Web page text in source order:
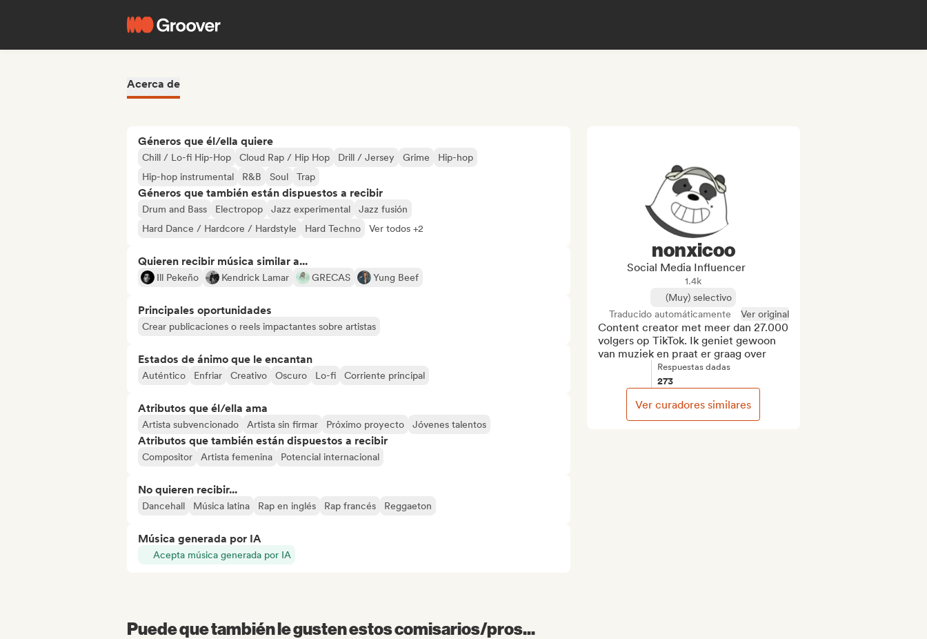
Acerca de
Géneros que él/ella quiere
Chill / Lo-fi Hip-Hop Cloud Rap / Hip Hop Drill / Jersey Grime
Hip-hop
Hip-hop instrumental
R&B Soul Trap
Géneros que también están dispuestos a recibir
Drum and Bass Electropop Jazz experimental
Jazz fusión
Hard Dance / Hardcore / Hardstyle
Hard Techno Ver todos +2
Quieren recibir música similar a...
Ill Pekeño Kendrick Lamar GRECAS Yung Beef
Principales oportunidades
Crear publicaciones o reels impactantes sobre artistas
Estados de ánimo que le encantan
Auténtico Enfriar Creativo Oscuro Lo-fi Corriente principal
Atributos que él/ella ama
Artista subvencionado Artista sin firmar Próximo proyecto Jóvenes talentos
Atributos que también están dispuestos a recibir
Compositor Artista femenina Potencial internacional
No quieren recibir...
Dancehall Música latina Rap en inglés Rap francés Reggaeton
Música generada por IA
Acepta música generada por IA
nonxicoo
Social Media Influencer
1.4k
(Muy) selectivo
Traducido automáticamente
Ver original
Content creator met meer dan 27.000
volgers op TikTok. Ik geniet gewoon
van muziek en praat er graag over
Respuestas dadas
273
Ver curadores similares
Puede que también le gusten estos comisarios/pros...